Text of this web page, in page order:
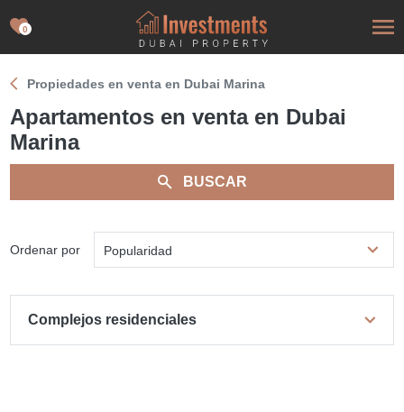
0
Propiedades en venta en Dubai Marina
Apartamentos en venta en Dubai
Marina
BUSCAR
Ordenar por Popularidad
Complejos residenciales